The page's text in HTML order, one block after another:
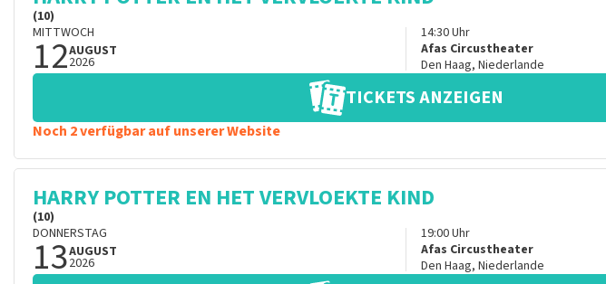
(10)
MITTWOCH
12AUGUST
2026
14:30Uhr
Afas Circustheater
Den Haag, Niederlande
TICKETS ANZEIGEN
Noch 2 verfügbar auf unserer Website
HARRY POTTER EN HET VERVLOEKTE KIND
(10)
DONNERSTAG
13AUGUST
2026
19:00Uhr
Afas Circustheater
Den Haag, Niederlande